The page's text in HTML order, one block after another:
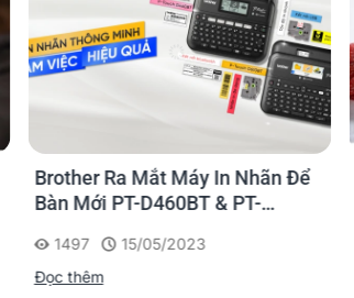
Brother Ra Mắt Máy In Nhãn Để
Bàn Mới PT-D460BT & PT-
Cho Dân Văn Phòng
1497
15/05/2023
Đọc thêm